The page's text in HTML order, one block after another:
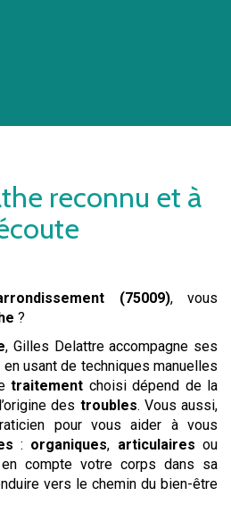
reconnu et à
(75009), vous
?
, Gilles Delattre accompagne ses
usant de techniques manuelles
traitement choisi dépend de la
des troubles. Vous aussi,
pour vous aider à vous
: organiques, articulaires ou
compte votre corps dans sa
vers le chemin du bien-être